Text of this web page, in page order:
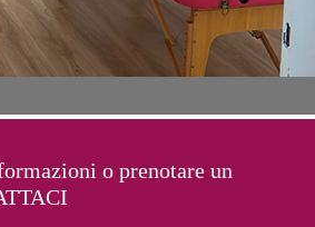
o prenotare un